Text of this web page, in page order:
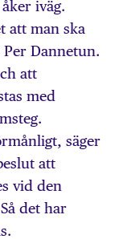
iväg.
att man ska
Dannetun.
att
med
säger
att
vid den
det har